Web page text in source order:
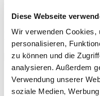
Diese Webseite
Wir verwenden Cookies,
personalisieren,
zu können und die
analysieren. Außerdem
Verwendung unserer
soziale Medien,
EURODESK